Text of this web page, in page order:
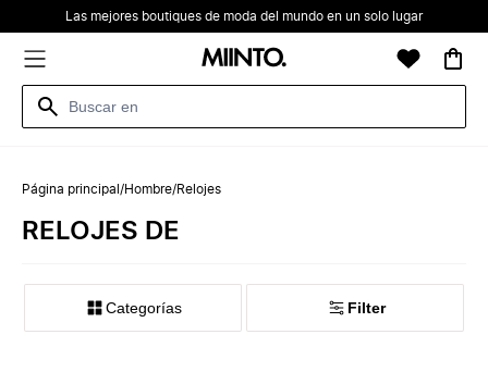
Las mejores boutiques de moda del mundo en un solo lugar
Página principal /Hombre/Relojes
RELOJES DE
Categorías Filter